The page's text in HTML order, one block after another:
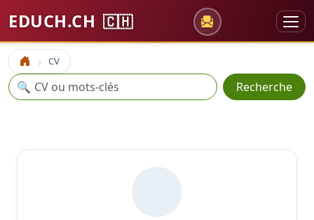
EDUCH.CH 🇨🇭
Accueil CV
Recherche
🔍 Recherche